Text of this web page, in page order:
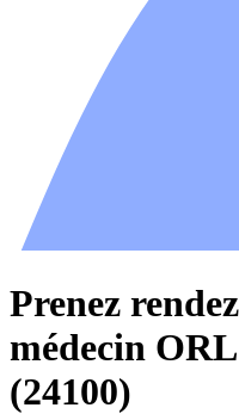
Prenez
médecin
(24100)